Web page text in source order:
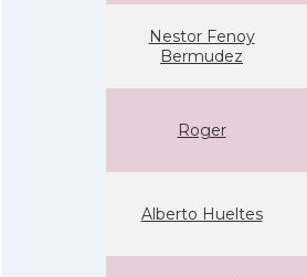
Nestor Fenoy
Bermudez
Roger
Alberto Hueltes